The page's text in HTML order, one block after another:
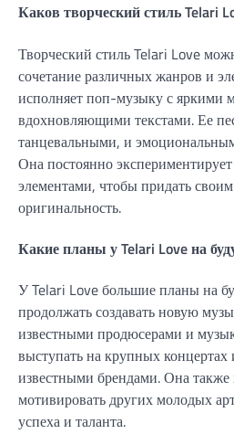
Каков творческий стиль Telari
Творческий стиль Telari Love
сочетание различных жанров и
исполняет поп-музыку с яркими
вдохновляющими текстами. Ее
танцевальными, и
Она постоянно
элементами, чтобы придать
оригинальность.
Какие планы у Telari Love на
У Telari Love большие планы на
продолжать создавать новую
известными продюсерами и
выступать на крупных концертах
известными брендами. Она также
мотивировать других молодых
успеха и таланта.